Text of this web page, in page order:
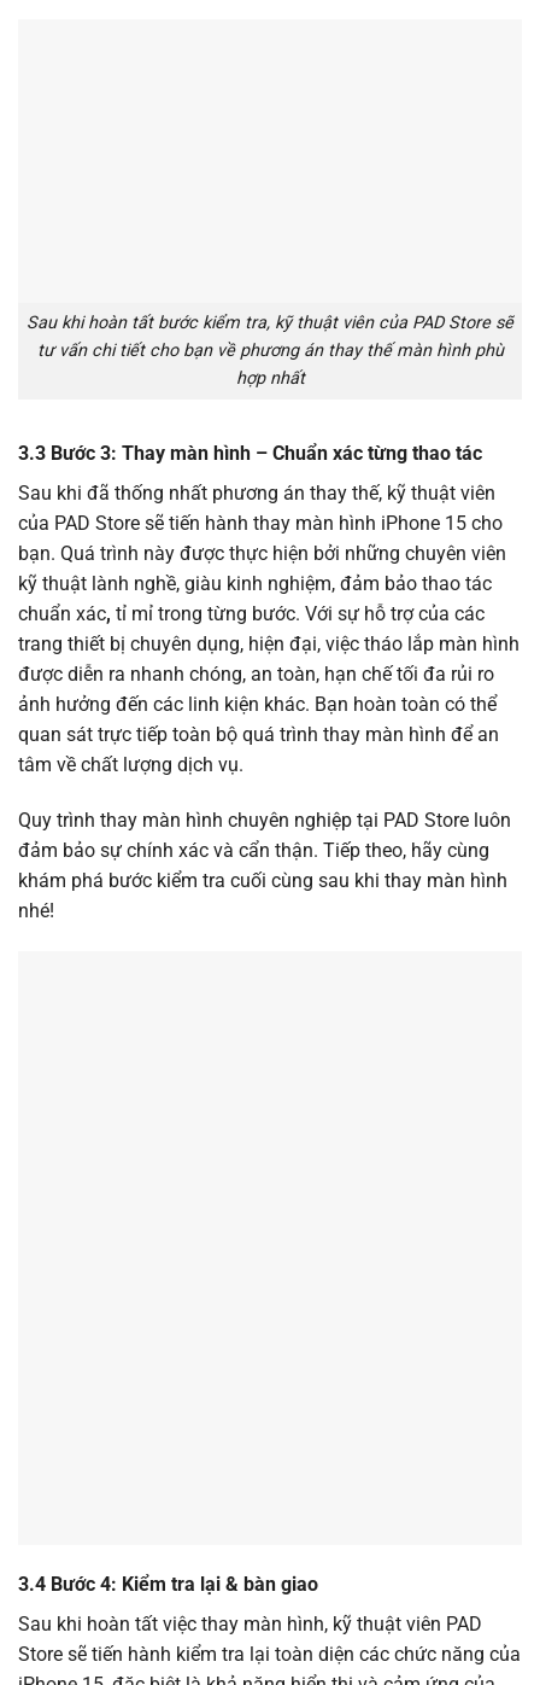
Sau khi hoàn tất bước kiểm tra, kỹ thuật viên của PAD Store sẽ
tư vấn chi tiết cho bạn về phương án thay thế màn hình phù
hợp nhất
3.3 Bước 3: Thay màn hình – Chuẩn xác từng thao tác
Sau khi đã thống nhất phương án thay thế, kỹ thuật viên
của PAD Store sẽ tiến hành thay màn hình iPhone 15 cho
bạn. Quá trình này được thực hiện bởi những chuyên viên
kỹ thuật lành nghề, giàu kinh nghiệm, đảm bảo thao tác
chuẩn xác, tỉ mỉ trong từng bước. Với sự hỗ trợ của các
trang thiết bị chuyên dụng, hiện đại, việc tháo lắp màn hình
được diễn ra nhanh chóng, an toàn, hạn chế tối đa rủi ro
ảnh hưởng đến các linh kiện khác. Bạn hoàn toàn có thể
quan sát trực tiếp toàn bộ quá trình thay màn hình để an
tâm về chất lượng dịch vụ.
Quy trình thay màn hình chuyên nghiệp tại PAD Store luôn
đảm bảo sự chính xác và cẩn thận. Tiếp theo, hãy cùng
khám phá bước kiểm tra cuối cùng sau khi thay màn hình
nhé!
3.4 Bước 4: Kiểm tra lại & bàn giao
Sau khi hoàn tất việc thay màn hình, kỹ thuật viên PAD
Store sẽ tiến hành kiểm tra lại toàn diện các chức năng của